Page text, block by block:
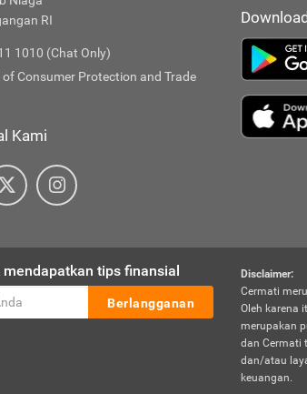
RI
1010 (Chat Only)
Consumer Protection and Trade
Kami
tips finansial
Berlangganan
Disclaimer:
Cermati
Oleh karena
merupakan
dan Cermati
dan/atau
keuangan.